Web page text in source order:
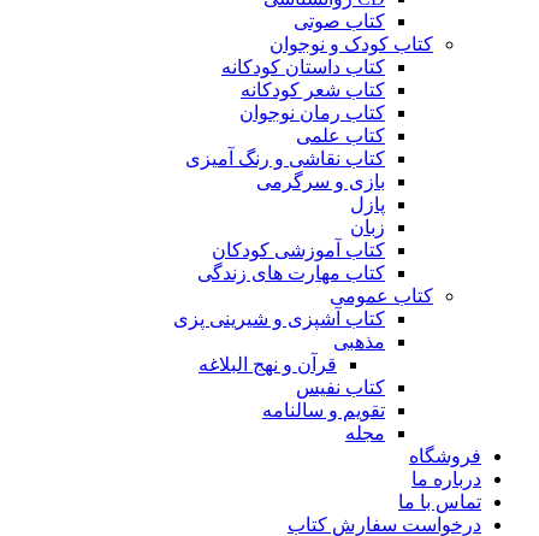
کتاب صوتی
کتاب کودک و نوجوان
کتاب داستان کودکانه
کتاب شعر کودکانه
کتاب رمان نوجوان
کتاب علمی
کتاب نقاشی و رنگ آمیزی
بازی و سرگرمی
پازل
زبان
کتاب آموزشی کودکان
کتاب مهارت های زندگی
کتاب عمومی
کتاب آشپزی و شیرینی پزی
مذهبی
قرآن و نهج البلاغه
کتاب نفیس
تقویم و سالنامه
مجله
فروشگاه
درباره ما
تماس با ما
درخواست سفارش کتاب